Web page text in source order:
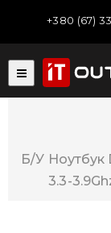
+380 (67)
Б/У Ноутбук
3.3-